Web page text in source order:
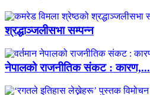
श्रद्धाञ्जलीसभा सम्पन्न
नेपालको राजनीतिक संकट : कारण,...